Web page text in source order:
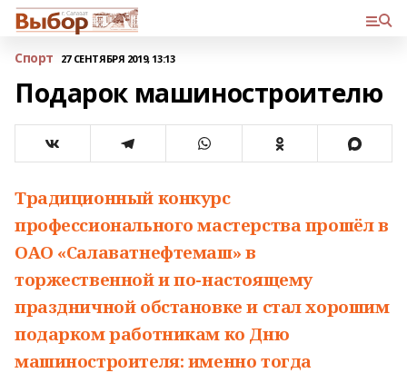
Спорт 27 СЕНТЯБРЯ 2019, 13:13
Подарок машиностроителю
Традиционный конкурс
профессионального мастерства прошёл в
ОАО «Салаватнефтемаш» в
торжественной и по-настоящему
праздничной обстановке и стал хорошим
подарком работникам ко Дню
машиностроителя: именно тогда